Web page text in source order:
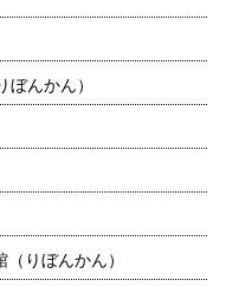
んかん）
りぼんかん）